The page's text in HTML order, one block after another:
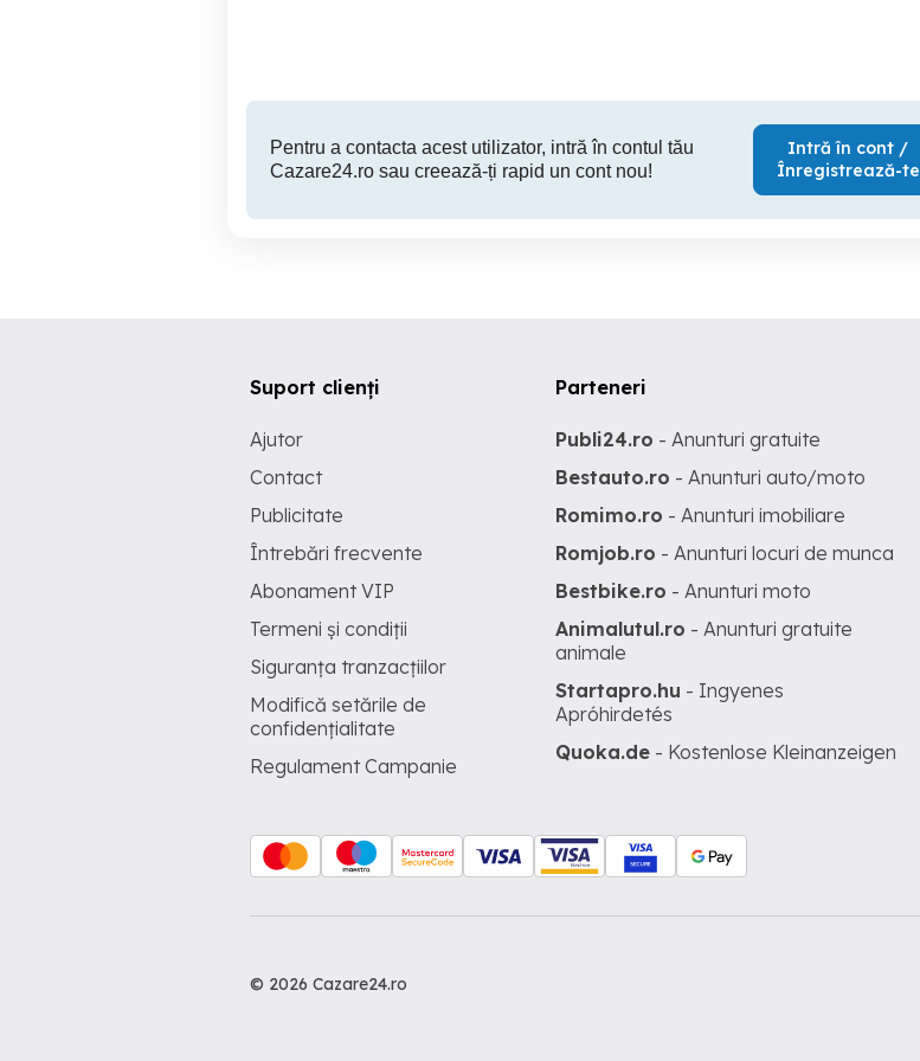
Pentru a contacta acest utilizator, intră în contul tău
Cazare24.ro sau creează-ți rapid un cont nou!
Intră în cont /
Înregistrează-te
Suport clienți
Ajutor
Contact
Publicitate
Întrebări frecvente
Abonament VIP
Termeni și condiții
Siguranța tranzacțiilor
Modifică setările de
confidențialitate
Regulament Campanie
Parteneri
Publi24.ro - Anunturi gratuite
Bestauto.ro - Anunturi auto/moto
Romimo.ro - Anunturi imobiliare
Romjob.ro - Anunturi locuri de munca
Bestbike.ro - Anunturi moto
Animalutul.ro - Anunturi gratuite
animale
Startapro.hu - Ingyenes
Apróhirdetés
Quoka.de - Kostenlose Kleinanzeigen
© 2026 Cazare24.ro